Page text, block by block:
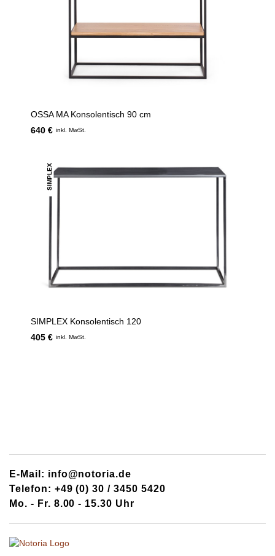
OSSA MA Konsolentisch 90 cm
640 € inkl. MwSt.
SIMPLEX
SIMPLEX Konsolentisch 120
405 € inkl. MwSt.
E-Mail: info@notoria.de
Telefon: +49 (0) 30 / 3450 5420
Mo. - Fr. 8.00 - 15.30 Uhr